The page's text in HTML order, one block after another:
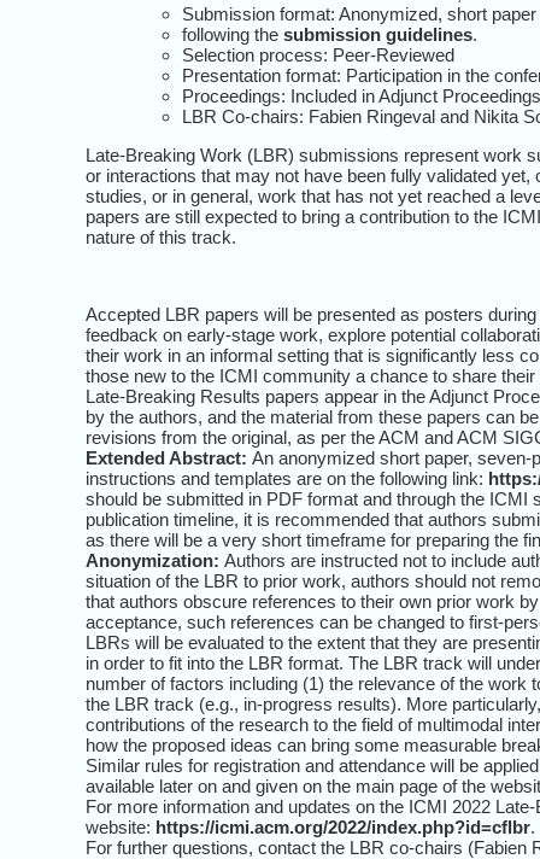
Submission format: Anonymized, short
following the submission guidelines.
Selection process: Peer-Reviewed
Presentation format: Participation in the
Proceedings: Included in Adjunct
LBR Co-chairs: Fabien Ringeval and Nikita
Late-Breaking Work (LBR) submissions represent work
or interactions that may not have been fully validated
studies, or in general, work that has not yet reached a
papers are still expected to bring a contribution to the
nature of this track.
Accepted LBR papers will be presented as posters
feedback on early-stage work, explore potential
their work in an informal setting that is significantly less
those new to the ICMI community a chance to share
Late-Breaking Results papers appear in the Adjunct
by the authors, and the material from these papers can
revisions from the original, as per the ACM and ACM
Extended Abstract: An anonymized short paper, seven-
instructions and templates are on the following link:
should be submitted in PDF format and through the
publication timeline, it is recommended that authors
as there will be a very short timeframe for preparing the
Anonymization: Authors are instructed not to include
situation of the LBR to prior work, authors should not
that authors obscure references to their own prior work
acceptance, such references can be changed to first-
LBRs will be evaluated to the extent that they are
in order to fit into the LBR format. The LBR track will
number of factors including (1) the relevance of the work
the LBR track (e.g., in-progress results). More
contributions of the research to the field of multimodal
how the proposed ideas can bring some measurable
Similar rules for registration and attendance will be
available later on and given on the main page of the
For more information and updates on the ICMI 2022
website: https://icmi.acm.org/2022/index.php?id=cflbr.
For further questions, contact the LBR co-chairs (Fabien